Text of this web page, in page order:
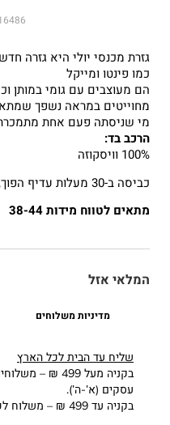
גזרת מכנסי יולי היא גזרה
כמו פינטו ומייקל
הם מעוצבים עם גומי במותן
מחוייטים במראה נשפך
מי שניסתה פעם אחת
הרכב בד:
100% וויסקוזה
כביסה ב-30 מעלות עדיף הפוך, לייבש בצל בלבד.
מתאים לטווח מידות 38-44
המלאי אזל
מדיניות משלוחים
שליח עד הבית לכל הארץ
עסקים (א’-ה’).
בקניה עד 499 ₪ – משלוח לכל הארץ בעלות 30 ₪.